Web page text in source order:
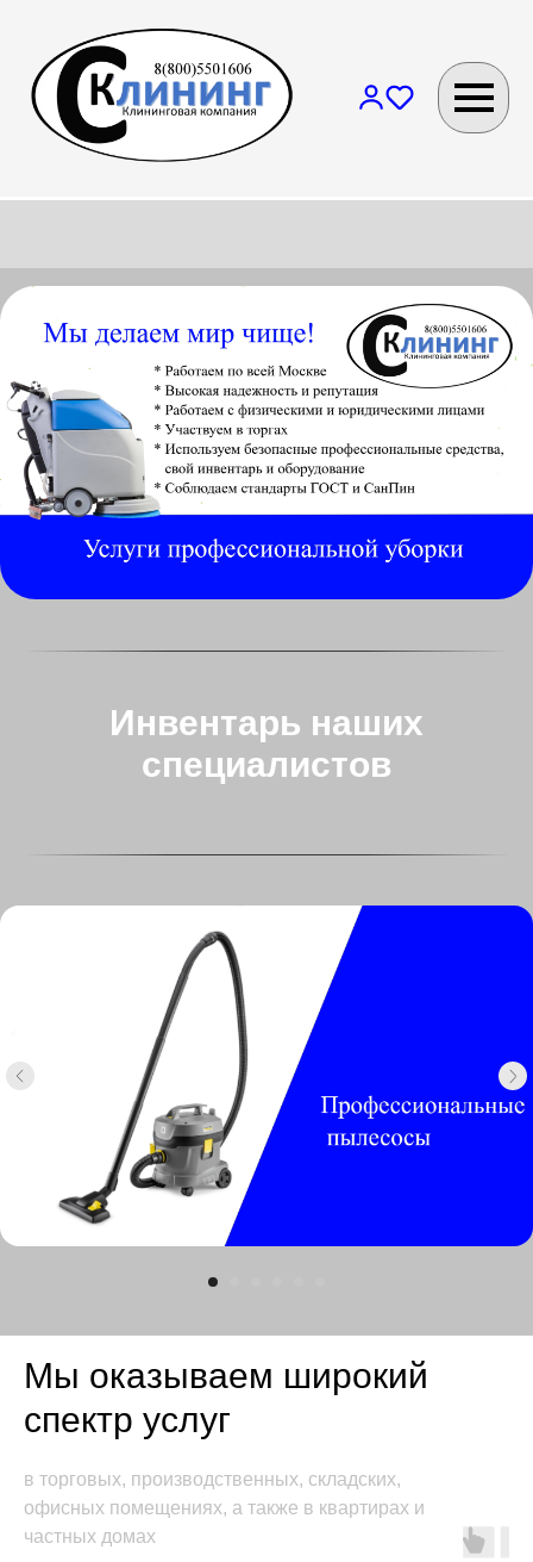
Инвентарь наших
специалистов
Мы оказываем широкий
спектр услуг
в торговых, производственных, складских,
офисных помещениях, а также в квартирах и
частных домах